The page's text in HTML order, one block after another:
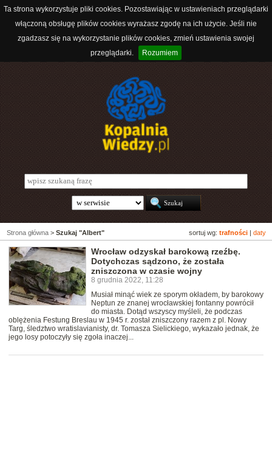
Ta strona wykorzystuje pliki cookies. Pozostawiając w ustawieniach przeglądarki
włączoną obsługę plików cookies wyrażasz zgodę na ich użycie. Jeśli nie
zgadzasz się na wykorzystanie plików cookies, zmień ustawienia swojej
przeglądarki.
Rozumiem
sortuj wg: trafności daty
Strona główna > Szukaj "Albert"
Wrocław odzyskał barokową rzeźbę.
Dotychczas sądzono, że została
zniszczona w czasie wojny
8 grudnia 2022, 11:28
Musiał minąć wiek ze sporym okładem, by barokowy
Neptun ze znanej wrocławskiej fontanny powrócił
do miasta. Dotąd wszyscy myśleli, że podczas
oblężenia Festung Breslau w 1945 r. został zniszczony razem z pl. Nowy
Targ, śledztwo wratislavianisty, dr. Tomasza Sielickiego, wykazało jednak, że
jego losy potoczyły się zgoła inaczej...